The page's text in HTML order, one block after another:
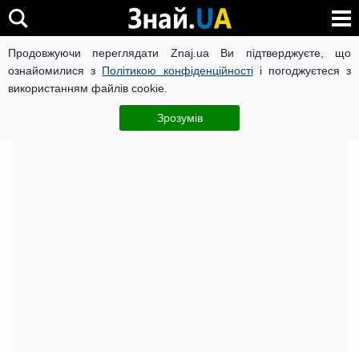
Продовжуючи переглядати Znaj.ua Ви підтверджуєте, що
ознайомилися з Політикою конфіденційностіі погоджуєтеся з
використанням файлів cookie.
Зрозумів
ВІЙНА РОСІЇ ПРОТИ УКРАЇНИ КОРОНАВІРУС В УКРАЇНІ
Актуально ЧИТАТЬ НА РУССКОМ